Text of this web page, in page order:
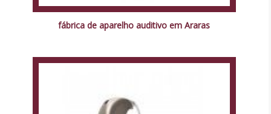
fábrica de aparelho auditivo em Araras